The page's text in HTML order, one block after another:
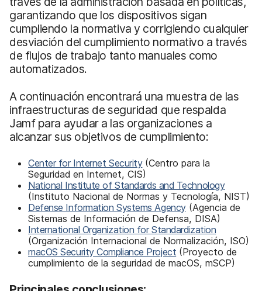
garantizando que los dispositivos sigan
cumpliendo la normativa y corrigiendo cualquier
desviación del cumplimiento normativo a través
de flujos de trabajo tanto manuales como
automatizados.
A continuación encontrará una muestra de las
infraestructuras de seguridad que respalda
Jamf para ayudar a las organizaciones a
alcanzar sus objetivos de cumplimiento:
Center for Internet Security(Centro para la
Seguridad en Internet, CIS)
National Institute of Standards and Technology
(Instituto Nacional de Normas y Tecnología, NIST)
Defense Information Systems Agency(Agencia de
Sistemas de Información de Defensa, DISA)
International Organization for Standardization
(Organización Internacional de Normalización, ISO)
macOS Security Compliance Project (Proyecto de
cumplimiento de la seguridad de macOS, mSCP)